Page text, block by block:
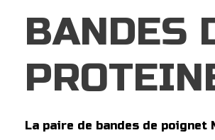
BANDES
La paire de bandes de poignet